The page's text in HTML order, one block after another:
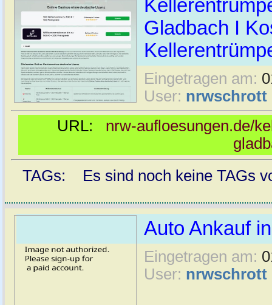
Gladbach I
Eingetragen am:
User: nrwschrott
URL: nrw-aufloesungen.de/
TAGs: Es sind noch keine TAGs
Auto Ankauf
Eingetragen am:
User: nrwschrott